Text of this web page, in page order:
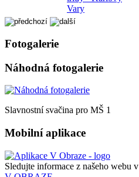
Vary
Fotogalerie
Náhodná fotogalerie
Slavnostní svačina pro MŠ 1
Mobilní aplikace
Sledujte informace z našeho webu v